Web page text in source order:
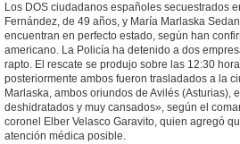
Los DOS ciudadanos españoles secuestrados
Fernández, de 49 años, y María Marlaska
encuentran en perfecto estado, según han
americano. La Policía ha detenido a dos
rapto. El rescate se produjo sobre las 12:30
posteriormente ambos fueron trasladados a la
Marlaska, ambos oriundos de Avilés (Asturias),
deshidratados y muy cansados», según el
coronel Elber Velasco Garavito, quien agregó
atención médica posible.